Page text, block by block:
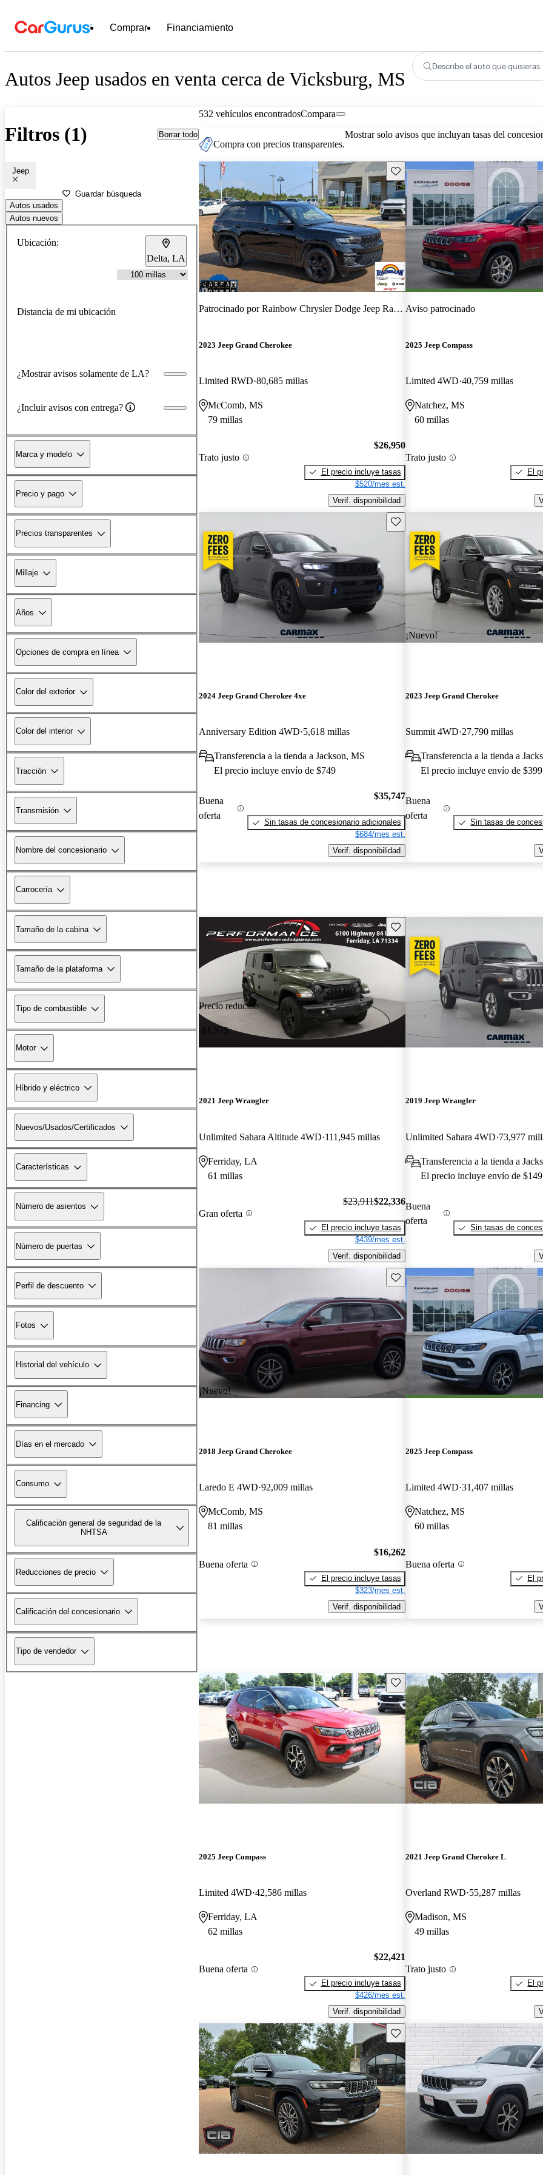
Comprar Financiamiento
Autos Jeep usados en venta cerca de Vicksburg, MS
Describe el auto que quisieras
Filtros (1) Borrar todo
Jeep
Guardar búsqueda
Autos usados
Autos nuevos
Ubicación:
Delta, LA
Distancia de mi ubicación
¿Mostrar avisos solamente de LA?
¿Incluir avisos con entrega?
Marca y modelo
Precio y pago
Precios transparentes
Millaje
Años
Opciones de compra en línea
Color del exterior
Color del interior
Tracción
Transmisión
Nombre del concesionario
Carrocería
Tamaño de la cabina
Tamaño de la plataforma
Tipo de combustible
Motor
Híbrido y eléctrico
Nuevos/Usados/Certificados
Características
Número de asientos
Número de puertas
Perfil de descuento
Fotos
Historial del vehículo
Financing
Días en el mercado
Consumo
Calificación general de seguridad de la
NHTSA
Reducciones de precio
Calificación del concesionario
Tipo de vendedor
532 vehículos encontradosCompara
Compra con precios transparentes.
Mostrar solo avisos que incluyan tasas del
¡Nuevo!
Guarda este Aviso
Patrocinado porRainbow Chrysler Dodge Jeep Ram of McComb
2023 Jeep Grand Cherokee
Limited RWD 80,685 millas
McComb, MS
79 millas
Trato justo
$26,950
El precio incluye tasas
$520/mes est.
Verif. disponibilidad
Aviso patrocinado
2025 Jeep Compass
Limited 4WD 40,759 millas
Natchez, MS
60 millas
Trato justo
El
Guarda este Aviso
2024 Jeep Grand Cherokee 4xe
Anniversary Edition 4WD 5,618 millas
Transferencia a la tienda a Jackson, MS
El precio incluye envío de $749
Buena
oferta
$35,747
Sin tasas de concesionario adicionales
$684/mes est.
Verif. disponibilidad
¡Nuevo!
2023 Jeep Grand Cherokee
Summit 4WD 27,790 millas
Transferencia a la tienda a
El precio incluye envío de $399
Buena
oferta
Sin tasas de
Precio reducido
-$1,575
Guarda este Aviso
2021 Jeep Wrangler
Unlimited Sahara Altitude 4WD 111,945 millas
Ferriday, LA
61 millas
Gran oferta
$23,911$22,336
El precio incluye tasas
$439/mes est.
Verif. disponibilidad
2019 Jeep Wrangler
Unlimited Sahara 4WD 73,977
Transferencia a la tienda a
El precio incluye envío de $149
Buena
oferta
Sin tasas de
¡Nuevo!
Guarda este Aviso
2018 Jeep Grand Cherokee
Laredo E 4WD 92,009 millas
McComb, MS
81 millas
Buena oferta
$16,262
El precio incluye tasas
$323/mes est.
Verif. disponibilidad
2025 Jeep Compass
Limited 4WD 31,407 millas
Natchez, MS
60 millas
Buena oferta
El
Guarda este Aviso
2025 Jeep Compass
Limited 4WD 42,586 millas
Ferriday, LA
62 millas
Buena oferta
$22,421
El precio incluye tasas
$426/mes est.
Verif. disponibilidad
2021 Jeep Grand Cherokee L
Overland RWD 55,287 millas
Madison, MS
49 millas
Trato justo
El
Guarda este Aviso